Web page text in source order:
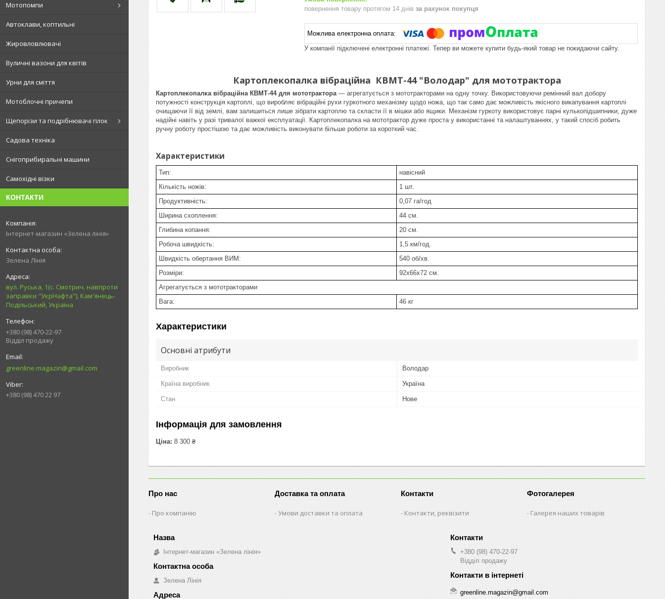
Мотопомпи
Автоклави, коптильні
Жировловлювачі
Вуличні вазони для квітів
Урни для сміття
Мотоблочні причепи
Щепорізи та подрібнювачі гілок
Садова техніка
Снігоприбиральні машини
Самохідні візки
КОНТАКТИ
Інтернет-магазин «Зелена лінія»
Зелена Лінія
вул. Руська, 1(с. Смотрич, навпроти
заправки "УкрНафта"), Кам'янець-
Подільський, Україна
+380 (98) 470-22-97
Відділ продажу
greenline.magazin@gmail.com
+380 (98) 470 22 97
повернення товару протягом 14 днів за рахунок покупця
У компанії підключені електронні платежі. Тепер ви можете купити будь-який товар не покидаючи сайту.
Картоплекопалка вібраційна КВМТ-44 "Володар" для мототрактора
Картоплекопалка вібраційна КВМТ-44 для мототрактора — агрегатується з мототракторами на одну точку. Використовуючи ремінний вал добору
потужності конструкція картоплі, що виробляє вібраційні рухи гуркотного механізму щодо ножа, що так само дає можливість якісного викапування картоплі
очищаючи її від землі, вам залишиться лише зібрати картоплю та скласти її в мішки або ящики. Механізм гуркоту використовує парні кулькопідшипники, дуже
надійні навіть у разі тривалої важкої експлуатації. Картоплекопалка на мототрактор дуже проста у використанні та налаштуваннях, у такий спосіб робить
ручну роботу простішою та дає можливість виконувати більше роботи за короткий час.
Характеристики
Тип:
навісний
Кількість ножів:
1 шт.
Продуктивність:
0,07 га/год
Ширина схоплення:
44 см.
Глибина копання:
20 см.
Робоча швидкість:
1,5 км/год.
Швидкість обертання ВИМ:
540 об/хв.
Розміри:
92х66х72 см.
Агрегатується з мототракторами
Вага:
46 кг
Характеристики
Основні атрибути
Виробник Володар
Країна виробник Україна
Стан Нове
Інформація для замовлення
Ціна: 8 300 ₴
Про нас
Про компанію
Доставка та оплата
Умови доставки та оплата
Контакти
Контакти, реквізити
Фотогалерея
Галерея наших товарів
Інтернет-магазин «Зелена лінія»
Зелена Лінія
+380 (98) 470-22-97
Відділ продажу
greenline.magazin@gmail.com